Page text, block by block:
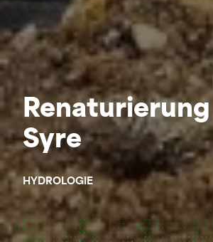
Syre
HYDROLOGIE